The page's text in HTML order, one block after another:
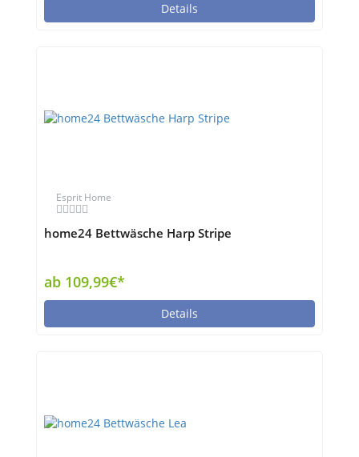
Details
Esprit Home
home24 Bettwäsche Harp Stripe
ab 109,99€*
Details